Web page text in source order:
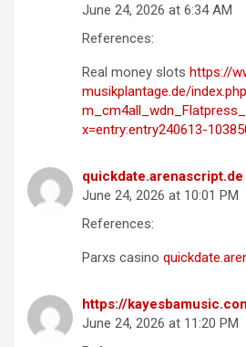
June 24, 2026 at 6:34 AM
References:
Real money slots https://
musikplantage.de/
x=entry:entry240613-
quickdate.arenascript.de
June 24, 2026 at 10:01 PM
References:
Parxs casino
https://
June 24, 2026 at 11:20 PM